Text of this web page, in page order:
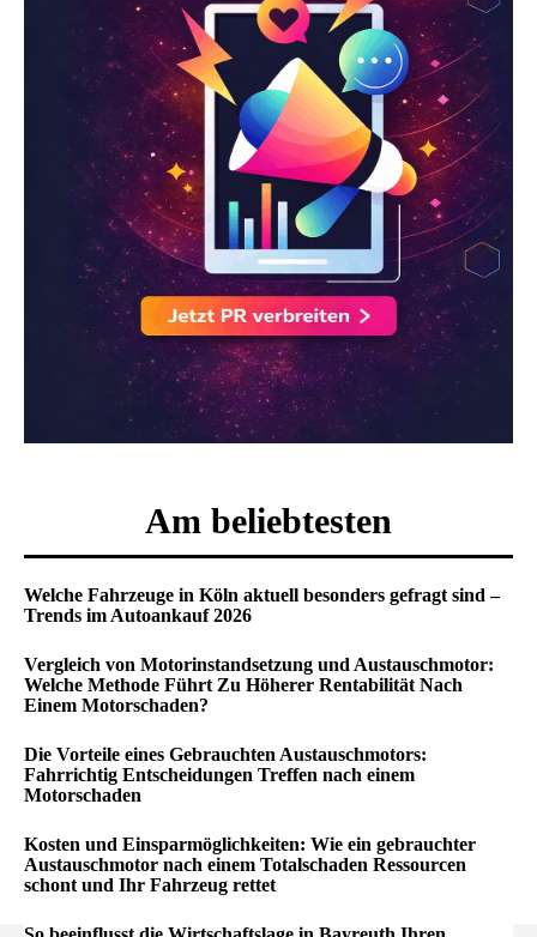
Am beliebtesten
Welche Fahrzeuge in Köln aktuell besonders gefragt sind –
Trends im Autoankauf 2026
Vergleich von Motorinstandsetzung und Austauschmotor:
Welche Methode Führt Zu Höherer Rentabilität Nach
Einem Motorschaden?
Die Vorteile eines Gebrauchten Austauschmotors:
Fahrrichtig Entscheidungen Treffen nach einem
Motorschaden
Kosten und Einsparmöglichkeiten: Wie ein gebrauchter
Austauschmotor nach einem Totalschaden Ressourcen
schont und Ihr Fahrzeug rettet